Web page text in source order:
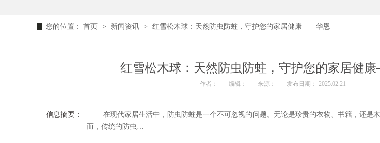
您的位置： 首页 > 新闻资讯 > 红雪松木球：天然防虫防蛀，守护您的家居健康——华恩
红雪松木球：天然防虫防蛀，守护您的家居健
作者： 编辑： 来源： 发布日期： 2025.02.21
信息摘要：
在现代家居生活中，防虫防蛀是一个不可忽视的问题。无论是珍贵的衣物、书籍，还是
而，传统的防虫…